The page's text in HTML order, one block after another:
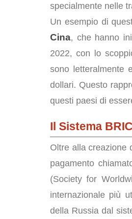
specialmente nelle
Un esempio di
Cina, che hanno
2022, con lo
sono letteralmente
dollari. Questo
questi paesi di
Il Sistema
Oltre alla creazione
pagamento
(Society for
internazionale più
della Russia dal